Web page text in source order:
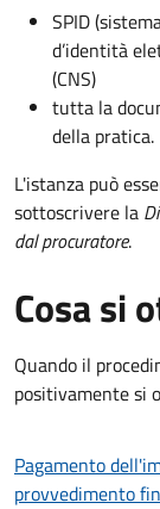
SPID
d’identità
(CNS)
tutta la
della pratica.
L'istanza può
sottoscrivere la
dal procuratore.
Cosa si
Quando il
positivamente si
Pagamento
provvedimento